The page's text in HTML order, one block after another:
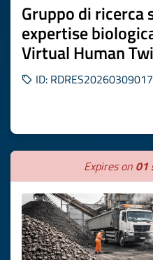
Gruppo di ricerca
expertise
Virtual Human
ID: RDRES20260309017
Expires on 01